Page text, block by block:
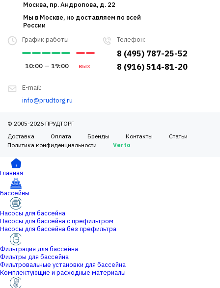
Телефон:
8 (495) 787-25-52
8 (916) 514-81-20
График работы
10:00 — 19:00 вых
E-mail:
info@prudtorg.ru
Москва, пр. Андропова, д. 22
Мы в Москве, но доставляем по всей
России
© 2005-2026 ПРУДТОРГ
Доставка
Оплата Бренды Контакты
Статьи
Политика конфиденциальности
Verto
Главная
Бассейны
Насосы для бассейна
Насосы для бассейна с префильтром
Насосы для бассейна без префильтра
Фильтрация для бассейна
Фильтры для бассейна
Фильтровальные установки для бассейна
Комплектующие и расходные материалы